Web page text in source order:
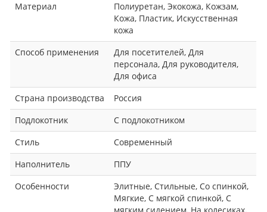
Материал
Полиуретан, Экокожа, Кожзам,
Кожа, Пластик, Искусственная
кожа
Способ применения
Для посетителей, Для
персонала, Для руководителя,
Для офиса
Страна производства
Россия
Подлокотник
С подлокотником
Стиль
Современный
Наполнитель
ППУ
Особенности
Элитные, Стильные, Со спинкой,
Мягкие, С мягкой спинкой, С